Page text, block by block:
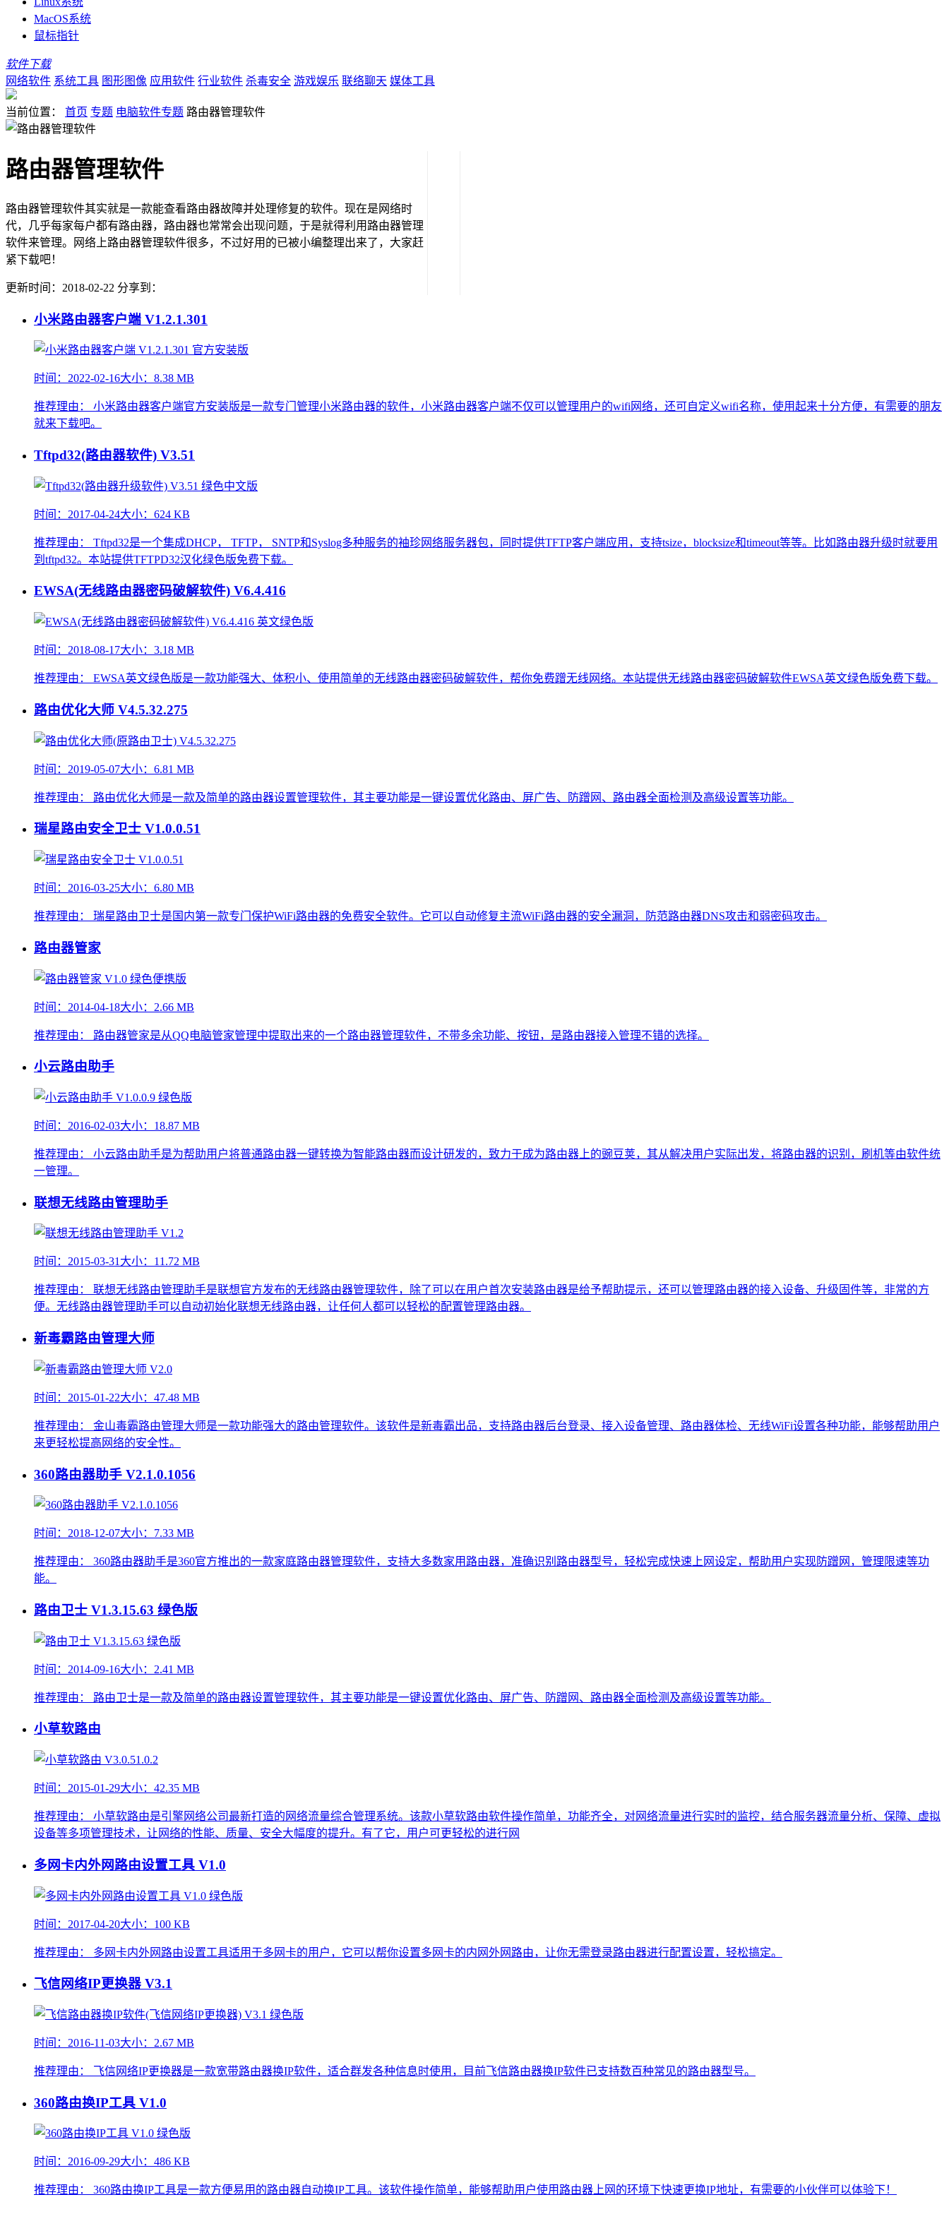
MacOS系统
鼠标指针
软件下载
网络软件 系统工具 图形图像 应用软件 行业软件 杀毒安全 游戏娱乐 联络聊天 媒体工具
当前位置： 首页 专题 电脑软件专题 路由器管理软件
路由器管理软件
路由器管理软件其实就是一款能查看路由器故障并处理修复的软件。现在是网络时
代，几乎每家每户都有路由器，路由器也常常会出现问题，于是就得利用路由器管理
软件来管理。网络上路由器管理软件很多，不过好用的已被小编整理出来了，大家赶
紧下载吧！
更新时间：2018-02-22 分享到：
小米路由器客户端 V1.2.1.301
时间：2022-02-16大小：8.38 MB
推荐理由：
小米路由器客户端官方安装版是一款专门管理小米路由器的软件，小米路由器客户端不仅可以管理用户的wifi网络，还可自定义wifi名称，使用起来十分方便，有需要的朋友
就来下载吧。
Tftpd32(路由器软件) V3.51
时间：2017-04-24大小：624 KB
推荐理由：
Tftpd32是一个集成DHCP， TFTP， SNTP和Syslog多种服务的袖珍网络服务器包，同时提供TFTP客户端应用，支持tsize，blocksize和timeout等等。比如路由器升级时就要用
到tftpd32。本站提供TFTPD32汉化绿色版免费下载。
EWSA(无线路由器密码破解软件) V6.4.416
时间：2018-08-17大小：3.18 MB
推荐理由： EWSA英文绿色版是一款功能强大、体积小、使用简单的无线路由器密码破解软件，帮你免费蹭无线网络。本站提供无线路由器密码破解软件EWSA英文绿色版免费下载。
路由优化大师 V4.5.32.275
时间：2019-05-07大小：6.81 MB
推荐理由： 路由优化大师是一款及简单的路由器设置管理软件，其主要功能是一键设置优化路由、屏广告、防蹭网、路由器全面检测及高级设置等功能。
瑞星路由安全卫士 V1.0.0.51
时间：2016-03-25大小：6.80 MB
推荐理由： 瑞星路由卫士是国内第一款专门保护WiFi路由器的免费安全软件。它可以自动修复主流WiFi路由器的安全漏洞，防范路由器DNS攻击和弱密码攻击。
路由器管家
时间：2014-04-18大小：2.66 MB
推荐理由： 路由器管家是从QQ电脑管家管理中提取出来的一个路由器管理软件，不带多余功能、按钮，是路由器接入管理不错的选择。
小云路由助手
时间：2016-02-03大小：18.87 MB
推荐理由：
小云路由助手是为帮助用户将普通路由器一键转换为智能路由器而设计研发的，致力于成为路由器上的豌豆荚，其从解决用户实际出发，将路由器的识别，刷机等由软件统
一管理。
联想无线路由管理助手
时间：2015-03-31 大小：11.72 MB
推荐理由：
联想无线路由管理助手是联想官方发布的无线路由器管理软件，除了可以在用户首次安装路由器是给予帮助提示，还可以管理路由器的接入设备、升级固件等，非常的方
便。无线路由器管理助手可以自动初始化联想无线路由器，让任何人都可以轻松的配置管理路由器。
新毒霸路由管理大师
时间：2015-01-22大小：47.48 MB
推荐理由：
金山毒霸路由管理大师是一款功能强大的路由管理软件。该软件是新毒霸出品，支持路由器后台登录、接入设备管理、路由器体检、无线WiFi设置各种功能，能够帮助用户
来更轻松提高网络的安全性。
360路由器助手 V2.1.0.1056
时间：2018-12-07大小：7.33 MB
推荐理由：
360路由器助手是360官方推出的一款家庭路由器管理软件，支持大多数家用路由器，准确识别路由器型号，轻松完成快速上网设定，帮助用户实现防蹭网，管理限速等功
能。
路由卫士 V1.3.15.63 绿色版
时间：2014-09-16大小：2.41 MB
推荐理由： 路由卫士是一款及简单的路由器设置管理软件，其主要功能是一键设置优化路由、屏广告、防蹭网、路由器全面检测及高级设置等功能。
小草软路由
时间：2015-01-29大小：42.35 MB
推荐理由：
小草软路由是引擎网络公司最新打造的网络流量综合管理系统。该款小草软路由软件操作简单，功能齐全，对网络流量进行实时的监控，结合服务器流量分析、保障、虚拟
设备等多项管理技术，让网络的性能、质量、安全大幅度的提升。有了它，用户可更轻松的进行网
多网卡内外网路由设置工具 V1.0
时间：2017-04-20大小：100 KB
推荐理由： 多网卡内外网路由设置工具适用于多网卡的用户，它可以帮你设置多网卡的内网外网路由，让你无需登录路由器进行配置设置，轻松搞定。
飞信网络IP更换器 V3.1
时间：2016-11-03大小：2.67 MB
推荐理由： 飞信网络IP更换器是一款宽带路由器换IP软件，适合群发各种信息时使用，目前飞信路由器换IP软件已支持数百种常见的路由器型号。
360路由换IP工具 V1.0
时间：2016-09-29大小：486 KB
推荐理由： 360路由换IP工具是一款方便易用的路由器自动换IP工具。该软件操作简单，能够帮助用户使用路由器上网的环境下快速更换IP地址，有需要的小伙伴可以体验下！